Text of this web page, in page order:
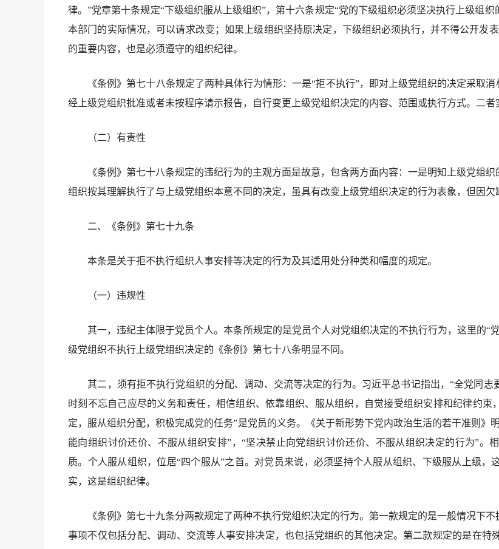
律。”党章第十条规定“下级组织服从上级组织”，第十六条规定“党的下级组织必须坚决执行上级组
本部门的实际情况，可以请求改变；如果上级组织坚持原决定，下级组织必须执行，并不得公开发
的重要内容，也是必须遵守的组织纪律。
《条例》第七十八条规定了两种具体行为情形：一是“拒不执行”，即对上级党组织的决定采取消
经上级党组织批准或者未按程序请示报告，自行变更上级党组织决定的内容、范围或执行方式。二者
（二）有责性
《条例》第七十八条规定的违纪行为的主观方面是故意，包含两方面内容：一是明知上级党组织
组织按其理解执行了与上级党组织本意不同的决定，虽具有改变上级党组织决定的行为表象，但因欠
二、《条例》第七十九条
本条是关于拒不执行组织人事安排等决定的行为及其适用处分种类和幅度的规定。
（一）违规性
其一，违纪主体限于党员个人。本条所规定的是党员个人对党组织决定的不执行行为，这里的“
级党组织不执行上级党组织决定的《条例》第七十八条明显不同。
其二，须有拒不执行党组织的分配、调动、交流等决定的行为。习近平总书记指出，“全党同志
时刻不忘自己应尽的义务和责任，相信组织、依靠组织、服从组织，自觉接受组织安排和纪律约
定，服从组织分配，积极完成党的任务”是党员的义务。《关于新形势下党内政治生活的若干准则》
能向组织讨价还价、不服从组织安排”，“坚决禁止向党组织讨价还价、不服从组织决定的行为”。
质。个人服从组织，位居“四个服从”之首。对党员来说，必须坚持个人服从组织、下级服从上级
实，这是组织纪律。
《条例》第七十九条分两款规定了两种不执行党组织决定的行为。第一款规定的是一般情况下不
事项不仅包括分配、调动、交流等人事安排决定，也包括党组织的其他决定。第二款规定的是在